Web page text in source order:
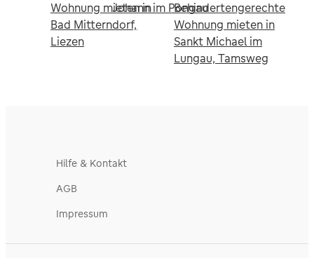
Wohnung mieten in
Bad Mitterndorf,
Liezen
Johann im PongauBehindertengerechte
Wohnung mieten in
Sankt Michael im
Lungau, Tamsweg
Hilfe & Kontakt
AGB
Impressum